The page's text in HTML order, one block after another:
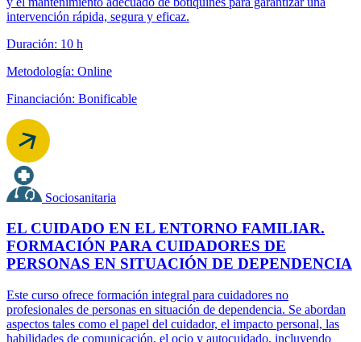
intervención rápida, segura y eficaz.
Duración: 10 h
Metodología: Online
Financiación: Bonificable
Sociosanitaria
EL CUIDADO EN EL ENTORNO FAMILIAR.
FORMACIÓN PARA CUIDADORES DE
PERSONAS EN SITUACIÓN DE DEPENDENCIA
Este curso ofrece formación integral para cuidadores no
profesionales de personas en situación de dependencia. Se abordan
aspectos tales como el papel del cuidador, el impacto personal, las
habilidades de comunicación, el ocio y autocuidado, incluyendo